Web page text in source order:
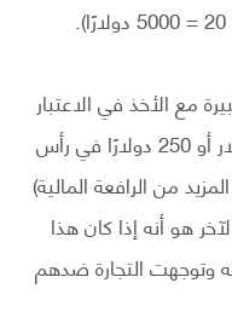
بسرعة كبيرة مع الأخذ في الاعتبار
أن المتداول يحتاج فقط إلى 500 دولار أو 250 دولارًا في رأس
من الرافعة المالية)
هو أنه إذا كان هذا
في حسابه وتوجهت التجارة ضدهم